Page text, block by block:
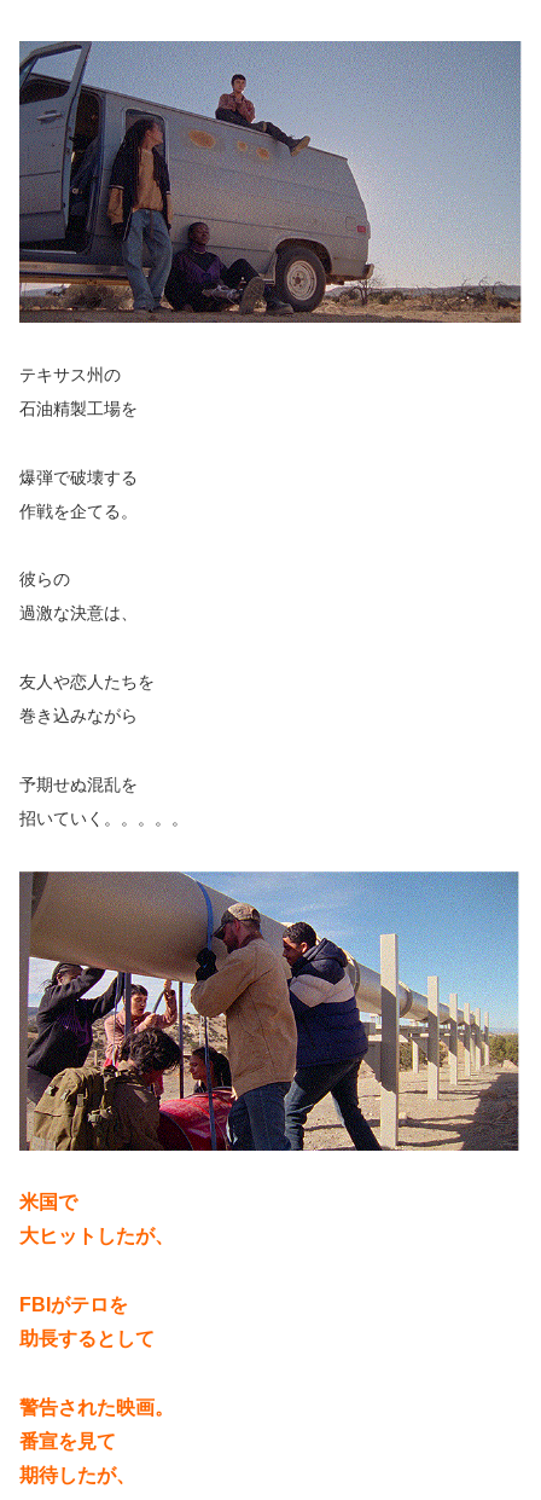
テキサス州の
石油精製工場を
爆弾で破壊する
作戦を企てる。
彼らの
過激な決意は、
友人や恋人たちを
巻き込みながら
予期せぬ混乱を
招いていく。。。。。
米国で
大ヒットしたが、
FBIがテロを
助長するとして
警告された映画。
番宣を見て
期待したが、